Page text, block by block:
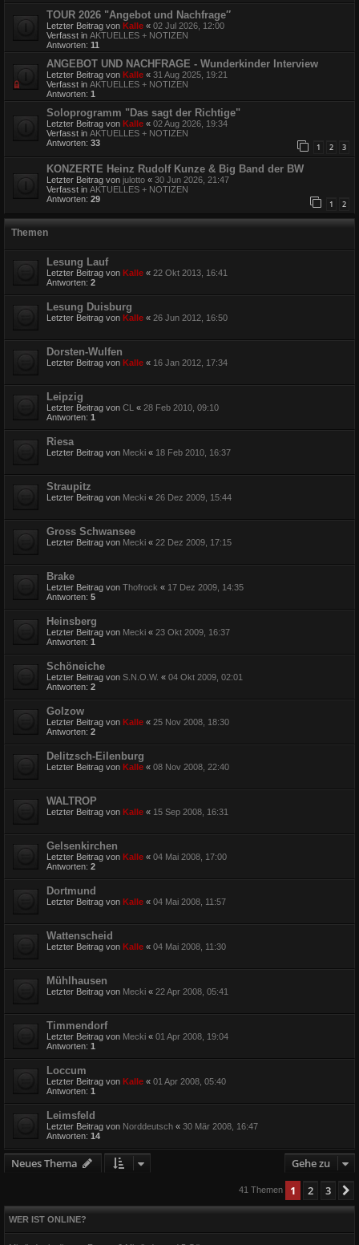
TOUR 2026 "Angebot und Nachfrage″
Letzter Beitrag von Kalle « 02 Jul 2026, 12:00
Verfasst in AKTUELLES + NOTIZEN
Antworten: 11
ANGEBOT UND NACHFRAGE - Wunderkinder Interview
Letzter Beitrag von Kalle « 31 Aug 2025, 19:21
Verfasst in AKTUELLES + NOTIZEN
Antworten: 1
Soloprogramm "Das sagt der Richtige"
Letzter Beitrag von Kalle « 02 Aug 2026, 19:34
Verfasst in AKTUELLES + NOTIZEN
Antworten: 33 1 2 3
KONZERTE Heinz Rudolf Kunze & Big Band der BW
Letzter Beitrag von julotto « 30 Jun 2026, 21:47
Verfasst in AKTUELLES + NOTIZEN
Antworten: 29 1 2
Themen
Lesung Lauf
Letzter Beitrag von Kalle « 22 Okt 2013, 16:41
Antworten: 2
Lesung Duisburg
Letzter Beitrag von Kalle « 26 Jun 2012, 16:50
Dorsten-Wulfen
Letzter Beitrag von Kalle « 16 Jan 2012, 17:34
Leipzig
Letzter Beitrag von CL « 28 Feb 2010, 09:10
Antworten: 1
Riesa
Letzter Beitrag von Mecki « 18 Feb 2010, 16:37
Straupitz
Letzter Beitrag von Mecki « 26 Dez 2009, 15:44
Gross Schwansee
Letzter Beitrag von Mecki « 22 Dez 2009, 17:15
Brake
Letzter Beitrag von Thofrock « 17 Dez 2009, 14:35
Antworten: 5
Heinsberg
Letzter Beitrag von Mecki « 23 Okt 2009, 16:37
Antworten: 1
Schöneiche
Letzter Beitrag von S.N.O.W. « 04 Okt 2009, 02:01
Antworten: 2
Golzow
Letzter Beitrag von Kalle « 25 Nov 2008, 18:30
Antworten: 2
Delitzsch-Eilenburg
Letzter Beitrag von Kalle « 08 Nov 2008, 22:40
WALTROP
Letzter Beitrag von Kalle « 15 Sep 2008, 16:31
Gelsenkirchen
Letzter Beitrag von Kalle « 04 Mai 2008, 17:00
Antworten: 2
Dortmund
Letzter Beitrag von Kalle « 04 Mai 2008, 11:57
Wattenscheid
Letzter Beitrag von Kalle « 04 Mai 2008, 11:30
Mühlhausen
Letzter Beitrag von Mecki « 22 Apr 2008, 05:41
Timmendorf
Letzter Beitrag von Mecki « 01 Apr 2008, 19:04
Antworten: 1
Loccum
Letzter Beitrag von Kalle « 01 Apr 2008, 05:40
Antworten: 1
Leimsfeld
Letzter Beitrag von Norddeutsch « 30 Mär 2008, 16:47
Antworten: 14
Neues Thema Gehe zu
41 Themen 1 2 3
WER IST ONLINE?